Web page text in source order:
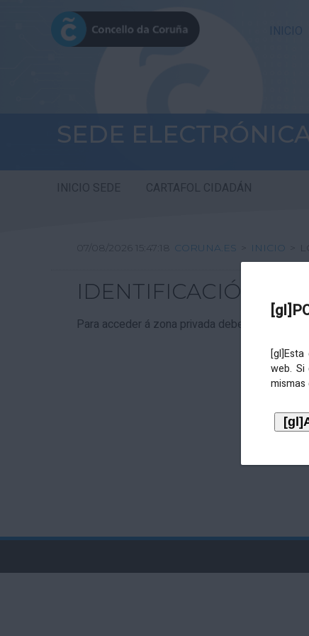
INICIO
SEDE
INICIO SEDE CARTAFOL CIDADÁN
web.
mismas
07/08/2026 15:47:18 CORUNA.ES > INICIO >
IDENTIFICACIÓN
Para acceder á zona privada debe